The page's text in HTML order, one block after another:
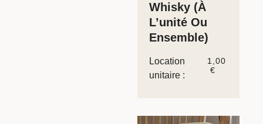
Whisky (à
L’unité Ou
Ensemble)
Location
unitaire :
1,00
€